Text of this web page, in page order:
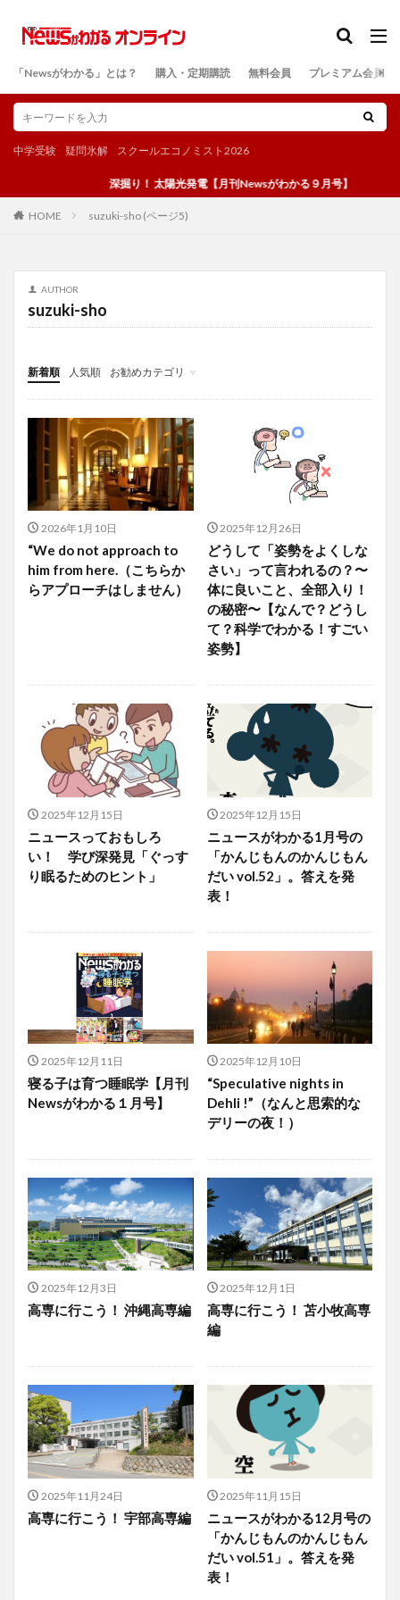
「Newsがわかる」とは？ 購入・定期購読 無料会員 プレミアム会員
中学受験 疑問氷解 スクールエコノミスト2026
深掘り！ 太陽光発電【月刊Newsがわかる９月号】
HOME suzuki-sho (ページ5)
AUTHOR
suzuki-sho
新着順 人気順
お勧めカテゴリ
投稿
学び
マンガ
電子書籍
2026年1月10日
“We do not approach to
him from here.（こちらか
らアプローチはしません）
2025年12月26日
どうして「姿勢をよくしな
さい」って言われるの？〜
体に良いこと、全部入り！
の秘密〜【なんで？どうし
て？科学でわかる！すごい
姿勢】
2025年12月15日
ニュースっておもしろ
い！ 学び深発見「ぐっす
り眠るためのヒント」
2025年12月15日
ニュースがわかる1月号の
「かんじもんのかんじもん
だい vol.52」。答えを発
表！
2025年12月11日
寝る子は育つ睡眠学【月刊
Newsがわかる１月号】
2025年12月10日
“Speculative nights in
Dehli !”（なんと思索的な
デリーの夜！）
2025年12月3日
高専に行こう！ 沖縄高専編
2025年12月1日
高専に行こう！ 苫小牧高専
編
2025年11月24日
高専に行こう！ 宇部高専編
2025年11月15日
ニュースがわかる12月号の
「かんじもんのかんじもん
だい vol.51」。答えを発
表！
検索